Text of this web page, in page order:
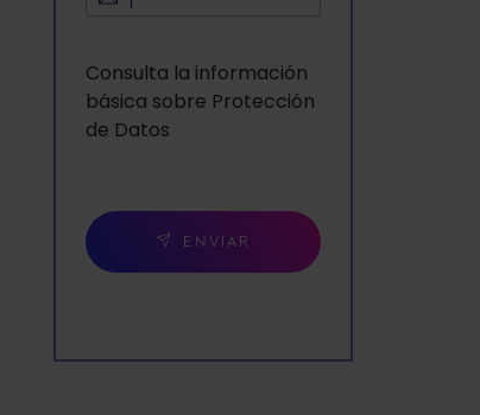
Consulta la información
básica sobre Protección
de Datos
ENVIAR